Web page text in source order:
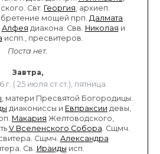
Свт. Георгия, архиеп.
мощей прп. Далмата
Алфея диакона. Свв. Николая и
испп., пресвитеров.
Поста нет.
Завтра,
г. ( 25 июля ст.ст.), пятница.
, матери Пресвятой Богородицы.
диакониссы и Евпраксии девы,
Макария Желтоводского,
V Вселенского Собора. Сщмч.
Сщмч. Александра
Св. Ираиды исп.